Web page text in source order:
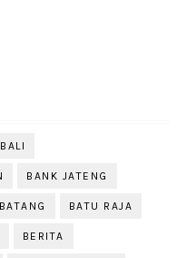
BALI
BANK JATENG
BATANG BATU RAJA
BERITA